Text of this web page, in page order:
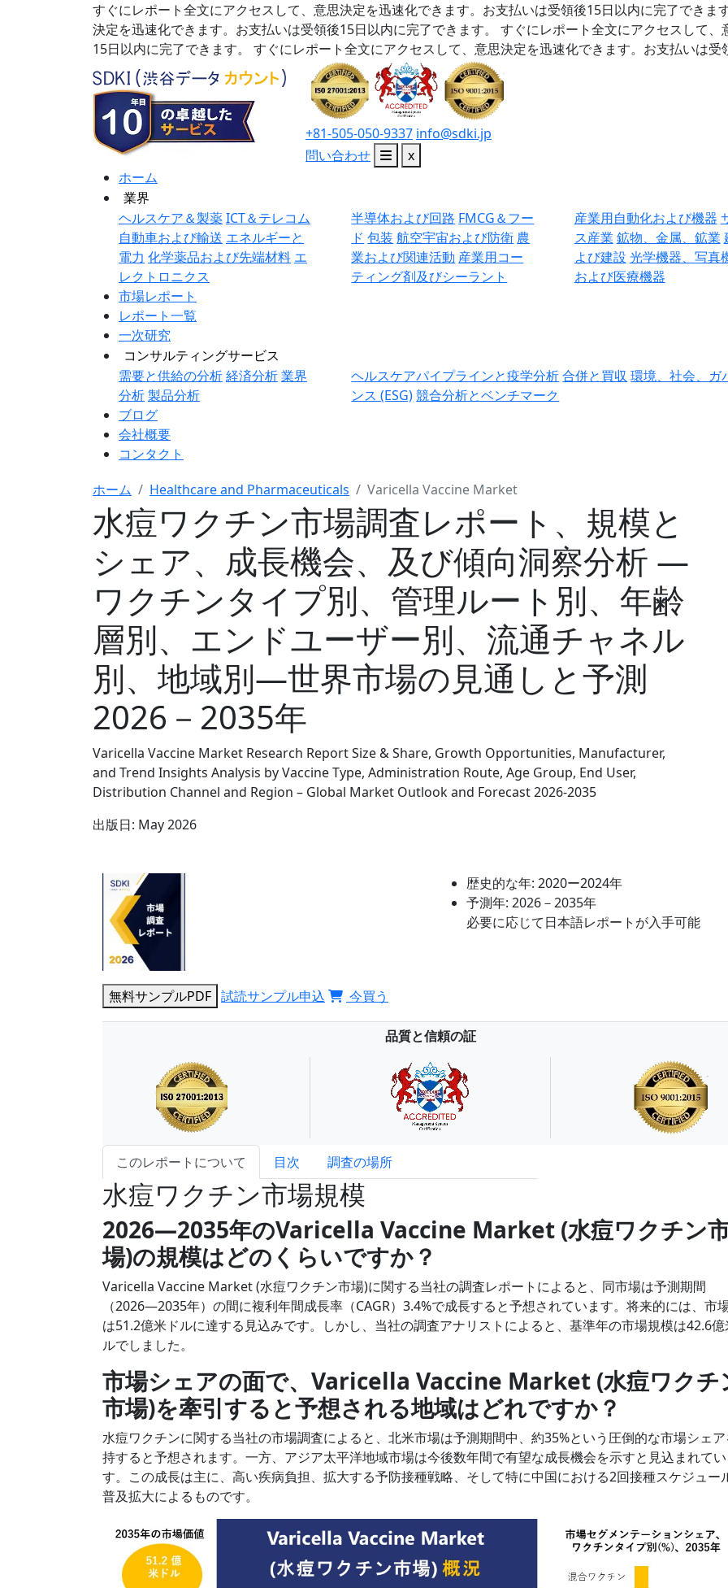
すぐにレポート全文にアクセスして、意思決定を迅速化できます。お支払いは受領後15日以内に完了できま
決定を迅速化できます。お支払いは受領後15日以内に完了できます。
すぐにレポート全文にアクセスして
15日以内に完了できます。
すぐにレポート全文にアクセスして、意思決定を迅速化できます。お支払いは
+81-505-050-9337 info@sdki.jp
問い合わせ
x
ホーム
業界
ヘルスケア＆製薬ICT＆テレコム
自動車および輸送 エネルギーと
電力 化学薬品および先端材料 エ
レクトロニクス
半導体および回路 FMCG＆フー
ド 包装 航空宇宙および防衛 農
業および関連活動 産業用コー
ティング剤及びシーラント
産業用自動化および機器
ス産業 鉱物、金属、鉱業
よび建設 光学機器、写真
および医療機器
市場レポート
レポート一覧
一次研究
コンサルティングサービス
需要と供給の分析経済分析業界
分析製品分析
ヘルスケアパイプラインと疫学分析合併と買収 環境、社会、ガ
ンス (ESG)競合分析とベンチマーク
ブログ
会社概要
コンタクト
ホーム
Healthcare and Pharmaceuticals Varicella Vaccine Market
水痘ワクチン市場調査レポート、規模と
シェア、成長機会、及び傾向洞察分析 ―
ワクチンタイプ別、管理ルート別、年齢
層別、エンドユーザー別、流通チャネル
別、地域別―世界市場の見通しと予測
2026－2035年
Varicella Vaccine Market Research Report Size & Share, Growth Opportunities, Manufacturer,
and Trend Insights Analysis by Vaccine Type, Administration Route, Age Group, End User,
Distribution Channel and Region – Global Market Outlook and Forecast 2026-2035
出版日: May 2026
歴史的な年: 2020ー2024年
予測年: 2026－2035年
必要に応じて日本語レポートが入手可能
無料サンプルPDF 試読サンプル申込 今買う
品質と信頼の証
このレポートについて 目次 調査の場所
水痘ワクチン市場規模
2026―2035年のVaricella Vaccine Market (水痘ワクチン
場)の規模はどのくらいですか？
Varicella Vaccine Market (水痘ワクチン市場)に関する当社の調査レポートによると、同市場は予測期間
（2026―2035年）の間に複利年間成長率（CAGR）3.4%で成長すると予想されています。将来的には、市
は51.2億米ドルに達する見込みです。しかし、当社の調査アナリストによると、基準年の市場規模は42.6
ルでしました。
市場シェアの面で、Varicella Vaccine Market (水痘ワクチ
市場)を牽引すると予想される地域はどれですか？
水痘ワクチンに関する当社の市場調査によると、北米市場は予測期間中、約35%という圧倒的な市場シェ
持すると予想されます。一方、アジア太平洋地域市場は今後数年間で有望な成長機会を示すと見込まれて
す。この成長は主に、高い疾病負担、拡大する予防接種戦略、そして特に中国における2回接種スケジュー
普及拡大によるものです。